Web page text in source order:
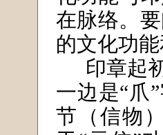
在脉络。
的文化功
印章起
一边是“爪
节（信物